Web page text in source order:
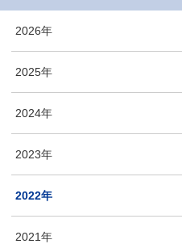
2026年
2025年
2024年
2023年
2022年
2021年